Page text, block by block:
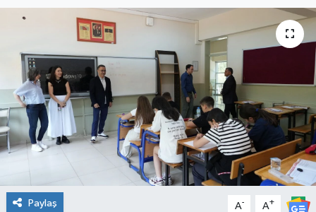
Paylaş A- A+
Teknoloji
Tatil ve Seyahat
Çevre
Okul Gazetesi